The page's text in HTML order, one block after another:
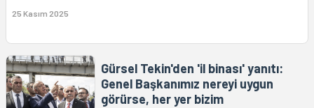
25 Kasım 2025
Gürsel Tekin'den 'il binası' yanıtı:
Genel Başkanımız nereyi uygun
görürse, her yer bizim